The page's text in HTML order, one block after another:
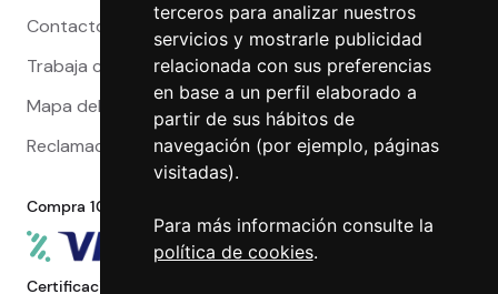
terceros para analizar nuestros
servicios y mostrarle publicidad
relacionada con sus preferencias
en base a un perfil elaborado a
partir de sus hábitos de
navegación (por ejemplo, páginas
visitadas).
Para más información consulte la
política de cookies.
Contacto
Trabaja con nosotros
Mapa del sitio
Reclamaciones
Compra 100% segura
Certificaciones